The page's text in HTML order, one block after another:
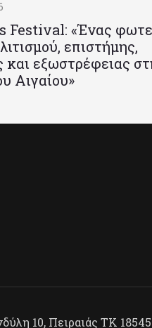
Festival: «Ένας
επιστήμης,
και εξωστρέφειας
Αιγαίου»
10, Πειραιάς ΤΚ 18545